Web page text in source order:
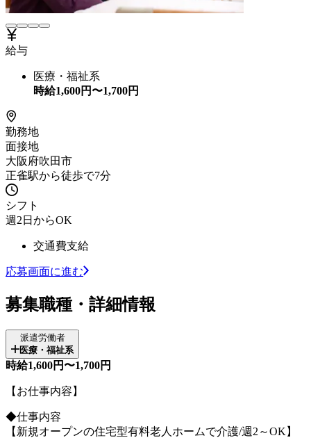
給与
医療・福祉系
時給1,600円〜1,700円
勤務地
面接地
大阪府吹田市
正雀駅から徒歩で7分
シフト
週2日からOK
交通費支給
応募画面に進む
募集職種・詳細情報
派遣労働者
医療・福祉系
時給1,600円〜1,700円
【お仕事内容】
◆仕事内容
【新規オープンの住宅型有料老人ホームで介護/週2～OK】